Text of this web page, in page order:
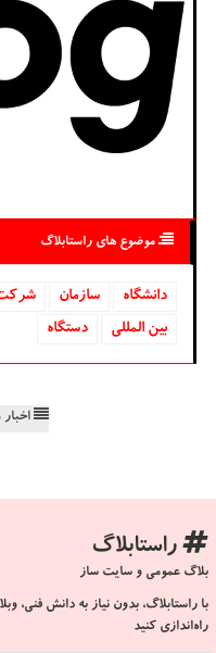
موضوع های راستابلاگ
دانشگاه‌ سازمان
بین المللی
دستگاه
راستابلاگ
بلاگ عمومی و سایت ساز
با راستابلاگ، بدون نیاز به دانش فنی،
راه‌اندازی کنید